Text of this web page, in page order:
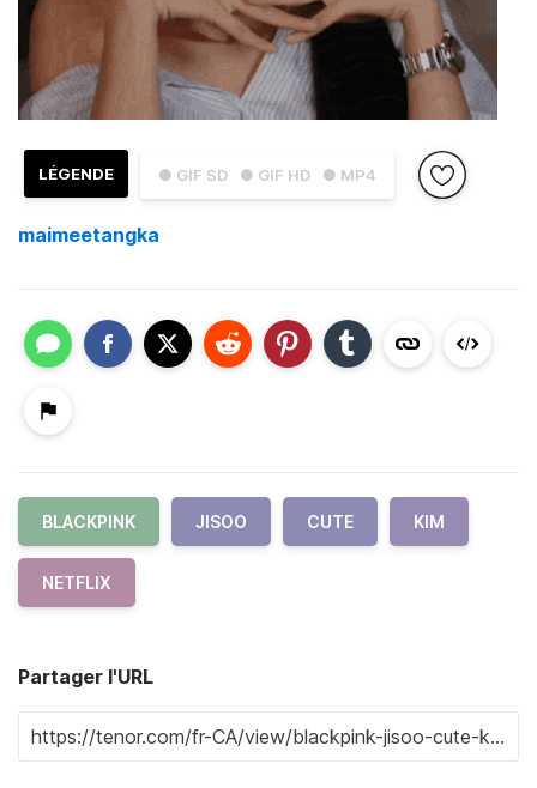
● GIF SD ● GIF HD ● MP4
LÉGENDE
maimeetangka
BLACKPINK JISOO CUTE KIM
NETFLIX
Partager l'URL